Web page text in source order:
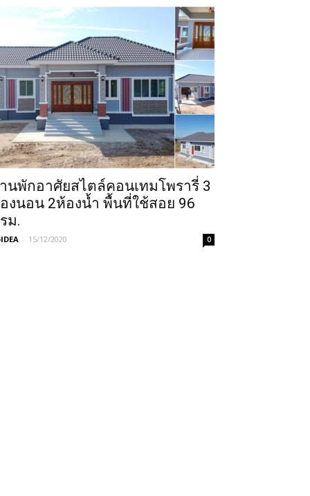
นพักอาศัยสไตล์คอนเทมโพรารี่ 3
งนอน 2ห้องน้ำ พื้นที่ใช้สอย 96
ม.
- 15/12/2020 0